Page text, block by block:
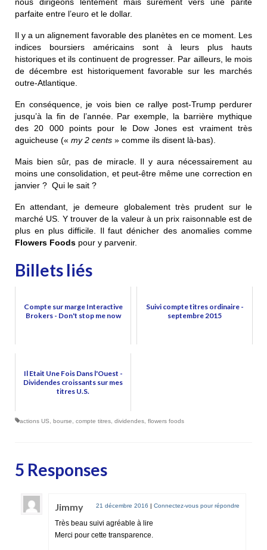
parfaite entre l’euro et le dollar.
Il y a un alignement favorable des planètes en ce moment. Les
indices boursiers américains sont à leurs plus hauts
historiques et ils continuent de progresser. Par ailleurs, le mois
de décembre est historiquement favorable sur les marchés
outre-Atlantique.
En conséquence, je vois bien ce rallye post-Trump perdurer
jusqu’à la fin de l’année. Par exemple, la barrière mythique
des 20 000 points pour le Dow Jones est vraiment très
aguicheuse (« my 2 cents » comme ils disent là-bas).
Mais bien sûr, pas de miracle. Il y aura nécessairement au
moins une consolidation, et peut-être même une correction en
janvier ? Qui le sait ?
En attendant, je demeure globalement très prudent sur le
marché US. Y trouver de la valeur à un prix raisonnable est de
plus en plus difficile. Il faut dénicher des anomalies comme
Flowers Foods pour y parvenir.
Billets liés
Compte sur marge Interactive
Brokers - Don't stop me now
Suivi compte titres ordinaire -
septembre 2015
Il Etait Une Fois Dans l'Ouest -
Dividendes croissants sur mes
titres U.S.
actions US bourse compte titres dividendes flowers foods
5 Responses
Jimmy 21 décembre 2016 | Connectez-vous pour répondre
Très beau suivi agréable à lire
Merci pour cette transparence.